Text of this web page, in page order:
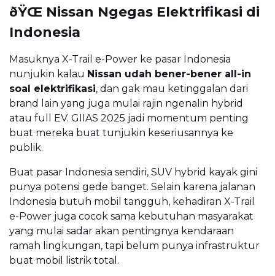
ðŸŒ Nissan Ngegas Elektrifikasi di
Indonesia
Masuknya X-Trail e-Power ke pasar Indonesia
nunjukin kalau Nissan udah bener-bener all-in
soal elektrifikasi, dan gak mau ketinggalan dari
brand lain yang juga mulai rajin ngenalin hybrid
atau full EV. GIIAS 2025 jadi momentum penting
buat mereka buat tunjukin keseriusannya ke
publik.
Buat pasar Indonesia sendiri, SUV hybrid kayak gini
punya potensi gede banget. Selain karena jalanan
Indonesia butuh mobil tangguh, kehadiran X-Trail
e-Power juga cocok sama kebutuhan masyarakat
yang mulai sadar akan pentingnya kendaraan
ramah lingkungan, tapi belum punya infrastruktur
buat mobil listrik total.